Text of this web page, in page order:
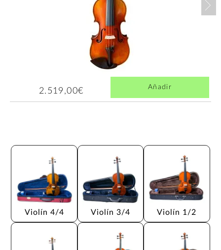
2.519,00€ Añadir
Violín 4/4 Violín 3/4 Violín 1/2